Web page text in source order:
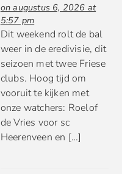
on augustus 6, 2026 at
5:57 pm
Dit weekend rolt de bal
weer in de eredivisie, dit
seizoen met twee Friese
clubs. Hoog tijd om
vooruit te kijken met
onze watchers: Roelof
de Vries voor sc
Heerenveen en […]